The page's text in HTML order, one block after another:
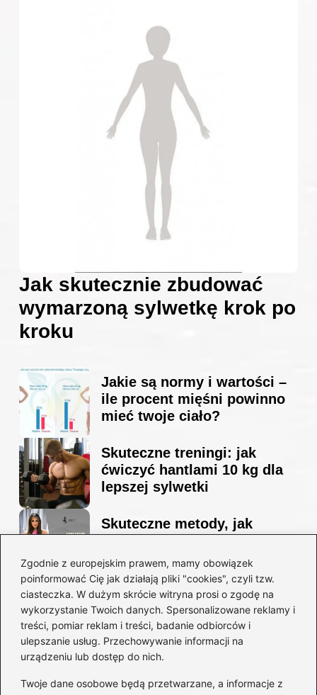
Zgodnie z europejskim prawem, mamy obowiązek
poinformować Cię jak działają pliki "cookies", czyli tzw.
ciasteczka. W dużym skrócie witryna prosi o zgodę na
wykorzystanie Twoich danych. Spersonalizowane reklamy i
treści, pomiar reklam i treści, badanie odbiorców i
ulepszanie usług. Przechowywanie informacji na
urządzeniu lub dostęp do nich.
Twoje dane osobowe będą przetwarzane, a informacje z
Jak skutecznie zbudować
wymarzoną sylwetkę krok po
kroku
Jakie są normy i wartości –
ile procent mięśni powinno
mieć twoje ciało?
Skuteczne treningi: jak
ćwiczyć hantlami 10 kg dla
lepszej sylwetki
Skuteczne metody, jak
sylwetkę w zaledwie 90 dni
Idealny garnitur: jak dobrać
go do swojej sylwetki?
Kategorie